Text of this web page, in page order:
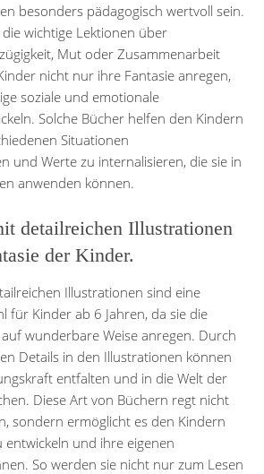
besonders pädagogisch wertvoll sein.
wichtige Lektionen über
Mut oder Zusammenarbeit
nicht nur ihre Fantasie anregen,
soziale und emotionale
Solche Bücher helfen den Kindern
Situationen
und Werte zu internalisieren, die sie in
anwenden können.
detailreichen Illustrationen
der Kinder.
Illustrationen sind eine
für Kinder ab 6 Jahren, da sie die
wunderbare Weise anregen. Durch
Details in den Illustrationen können
entfalten und in die Welt der
Diese Art von Büchern regt nicht
sondern ermöglicht es den Kindern
entwickeln und ihre eigenen
So werden sie nicht nur zum Lesen